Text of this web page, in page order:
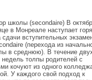
школы (secondaire) В
в Монреале наступает
сдачи вступительных
(перехода из
в среднюю). В течение
недель толпы родителей с
кочуют из одного
У каждого свой подход к